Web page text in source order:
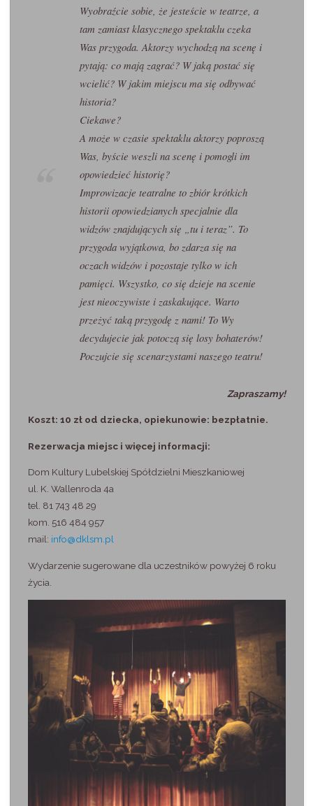
Wyobraźcie sobie, że jesteście w teatrze, a
tam zamiast klasycznego spektaklu czeka
Was przygoda. Aktorzy wychodzą na scenę i
pytają: co mają zagrać? W jaką postać się
wcielić? W jakim miejscu ma się odbywać
historia?
Ciekawe?
A może w czasie spektaklu aktorzy poproszą
Was, byście weszli na scenę i pomogli im
opowiedzieć historię?
Improwizacje teatralne to zbiór krótkich
historii opowiedzianych specjalnie dla
widzów znajdujących się „tu i teraz”. To
przygoda wyjątkowa, bo zdarza się na
oczach widzów i pozostaje tylko w ich
pamięci. Wszystko, co się dzieje na scenie
jest nieoczywiste i zaskakujące. Warto
przeżyć taką przygodę z nami! To Wy
decydujecie jak potoczą się losy bohaterów!
Poczujcie się scenarzystami naszego teatru!
Zapraszamy!
Koszt: 10 zł od dziecka, opiekunowie: bezpłatnie.
Rezerwacja miejsc i więcej informacji:
Dom Kultury Lubelskiej Spółdzielni Mieszkaniowej
ul. K. Wallenroda 4a
tel. 81 743 48 29
kom. 516 484 957
mail: info@dklsm.pl
Wydarzenie sugerowane dla uczestników powyżej 6 roku
życia.